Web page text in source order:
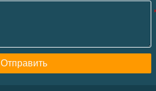
Отправить